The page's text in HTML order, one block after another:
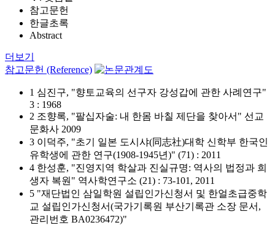
참고문헌
한글초록
Abstract
더보기
참고문헌 (Reference)
1 심진구, "향토교육의 선구자 강성갑에 관한 사례연구"
3 : 1968
2 조향록, "팔십자술: 내 한몸 바칠 제단을 찾아서" 선교
문화사 2009
3 이덕주, "초기 일본 도시샤(同志社)대학 신학부 한국인
유학생에 관한 연구(1908-1945년)" (71) : 2011
4 한성훈, "진영지역 학살과 진실규명: 역사의 법정과 희
생자 복원" 역사학연구소 (21) : 73-101, 2011
5 "재단법인 삼일학원 설립인가신청서 및 한얼초급중학
교 설립인가신청서(국가기록원 부산기록관 소장 문서,
관리번호 BA0236472)"